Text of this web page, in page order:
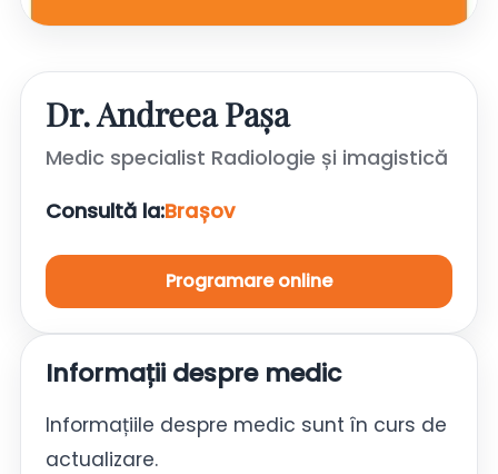
Dr. Andreea Pașa
Medic specialist Radiologie și imagistică
Consultă la:Brașov
Programare online
Informații despre medic
Informațiile despre medic sunt în curs de
actualizare.